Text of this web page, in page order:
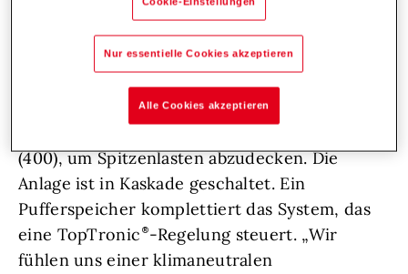
und zum Austausch einlädt, geht auch
sorgfältig mit Ressourcen und mit der Natur
um. Die Evangelische Akademie Bad Boll
wärmt darum Räume und Wasser mit zwei
Holzpellet-Kesseln Hoval BioLyt (160). Dazu
(400), um Spitzenlasten abzudecken. Die
Anlage ist in Kaskade geschaltet. Ein
Pufferspeicher komplettiert das System, das
eine TopTronic -Regelung steuert. „Wir
fühlen uns einer klimaneutralen
Nur essentielle Cookies akzeptieren
Alle Cookies akzeptieren